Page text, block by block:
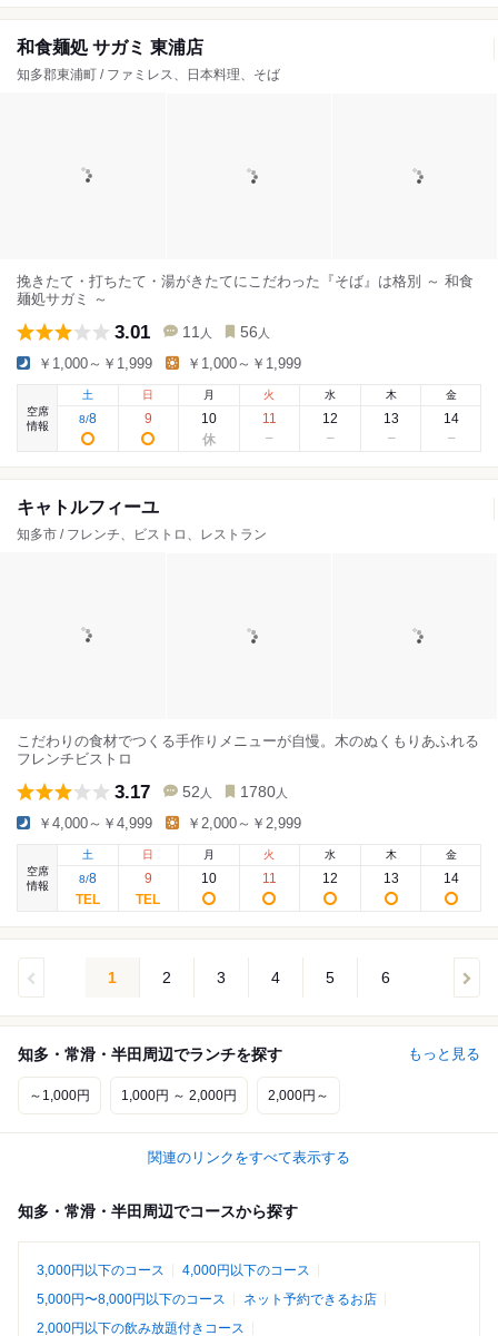
和食麺処 サガミ 東浦店
知多郡東浦町 / ファミレス、日本料理、そば
挽きたて・打ちたて・湯がきたてにこだわった『そば』は格別 ～ 和食
麺処サガミ ～
3.01 11 人 56 人
￥1,000～￥1,999 ￥1,000～￥1,999
空席
情報
土
8/8
日
9
月
10
火
11
水
12
木
13
金
14
キャトルフィーユ
知多市 / フレンチ、ビストロ、レストラン
こだわりの食材でつくる手作りメニューが自慢。木のぬくもりあふれる
フレンチビストロ
3.17 52 人 1780 人
￥4,000～￥4,999 ￥2,000～￥2,999
空席
情報
土
8/8
日
9
月
10
火
11
水
12
木
13
金
14
1 2 3 4 5 6
知多・常滑・半田周辺でランチを探す もっと見る
～1,000円 1,000円 ～ 2,000円 2,000円～
関連のリンクをすべて表示する
知多・常滑・半田周辺でコースから探す
3,000円以下のコース
4,000円以下のコース
5,000円〜8,000円以下のコース
ネット予約できるお店
2,000円以下の飲み放題付きコース